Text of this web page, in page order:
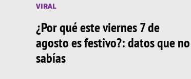
VIRAL
¿Por qué este viernes 7 de
agosto es festivo?: datos que no
sabías